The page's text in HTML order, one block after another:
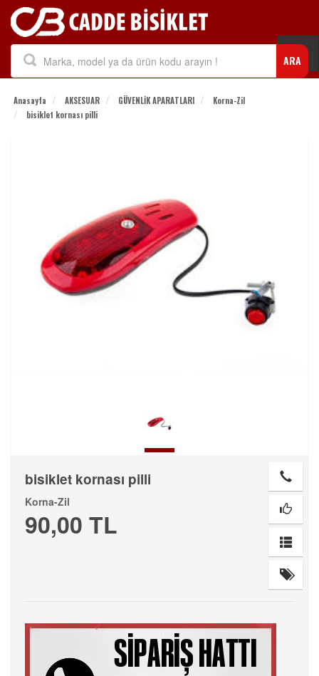
ARA
Anasayfa AKSESUAR GÜVENLİK APARATLARI
Korna-Zil
bisiklet kornası pilli
bisiklet kornası pilli
Korna-Zil
90,00 TL